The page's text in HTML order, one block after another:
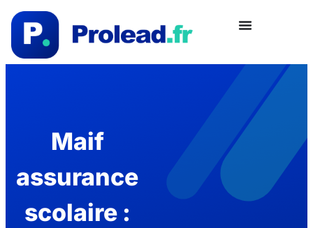
Maif
assurance
scolaire :